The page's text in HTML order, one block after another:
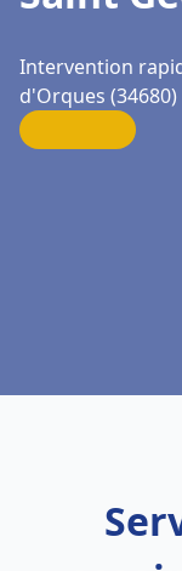
Intervention
d'Orques (34680)